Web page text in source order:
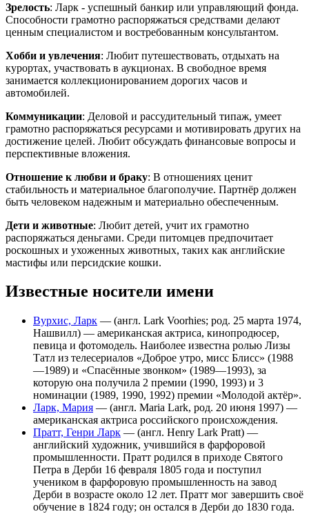
Зрелость: Ларк - успешный банкир или управляющий фонда.
Способности грамотно распоряжаться средствами делают
ценным специалистом и востребованным консультантом.
Хобби и увлечения: Любит путешествовать, отдыхать на
курортах, участвовать в аукционах. В свободное время
занимается коллекционированием дорогих часов и
автомобилей.
Коммуникации: Деловой и рассудительный типаж, умеет
грамотно распоряжаться ресурсами и мотивировать других на
достижение целей. Любит обсуждать финансовые вопросы и
перспективные вложения.
Отношение к любви и браку: В отношениях ценит
стабильность и материальное благополучие. Партнёр должен
быть человеком надежным и материально обеспеченным.
Дети и животные: Любит детей, учит их грамотно
распоряжаться деньгами. Среди питомцев предпочитает
роскошных и ухоженных животных, таких как английские
мастифы или персидские кошки.
Известные носители имени
Вурхис, Ларк — (англ. Lark Voorhies; род. 25 марта 1974,
Нашвилл) — американская актриса, кинопродюсер,
певица и фотомодель. Наиболее известна ролью Лизы
Татл из телесериалов «Доброе утро, мисс Блисс» (1988
—1989) и «Спасённые звонком» (1989—1993), за
которую она получила 2 премии (1990, 1993) и 3
номинации (1989, 1990, 1992) премии «Молодой актёр».
Ларк, Мария — (англ. Maria Lark, род. 20 июня 1997) —
американская актриса российского происхождения.
Пратт, Генри Ларк — (англ. Henry Lark Pratt) —
английский художник, учившийся в фарфоровой
промышленности. Пратт родился в приходе Святого
Петра в Дерби 16 февраля 1805 года и поступил
учеником в фарфоровую промышленность на завод
Дерби в возрасте около 12 лет. Пратт мог завершить своё
обучение в 1824 году; он остался в Дерби до 1830 года.